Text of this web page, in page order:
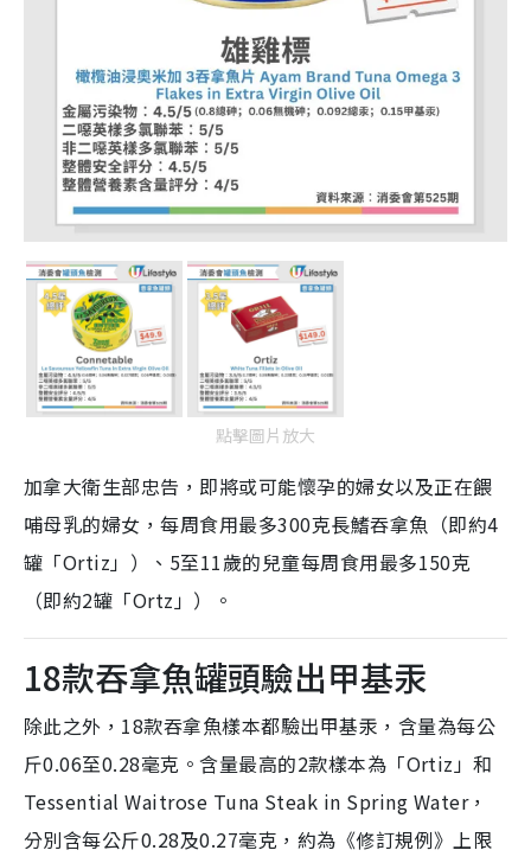
點擊圖片放大
加拿大衛生部忠告，即將或可能懷孕的婦女以及正在餵
哺母乳的婦女，每周食用最多300克長鰭吞拿魚（即約4
罐「Ortiz」）、5至11歲的兒童每周食用最多150克
（即約2罐「Ortz」）。
18款吞拿魚罐頭驗出甲基汞
除此之外，18款吞拿魚樣本都驗出甲基汞，含量為每公
斤0.06至0.28毫克。含量最高的2款樣本為「Ortiz」和
Tessential Waitrose Tuna Steak in Spring Water，
分別含每公斤0.28及0.27毫克，約為《修訂規例》上限